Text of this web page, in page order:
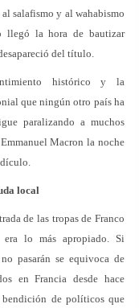
salafismo y al wahabismo
llegó la hora de bautizar
del título.
histórico y la
que ningún otro país ha
paralizando a muchos
Macron la noche
local
de las tropas de Franco
lo más apropiado. Si
pasarán se equivoca de
en Francia desde hace
bendición de políticos que